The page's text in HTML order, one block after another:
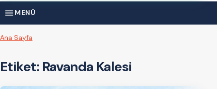
MENÜ
Ana Sayfa
Etiket: Ravanda Kalesi